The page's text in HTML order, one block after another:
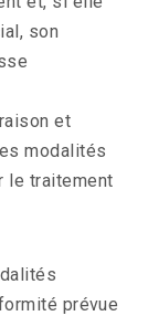
son
et
modalités
le traitement
prévue